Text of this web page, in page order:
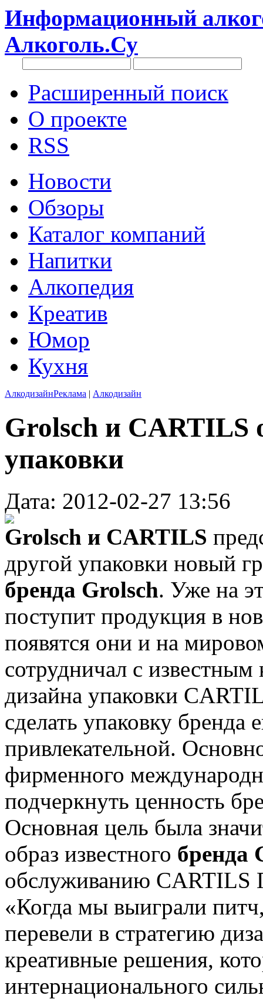
Информационный
Алкоголь.Су
Расширенный поиск
О проекте
RSS
Новости
Обзоры
Каталог компаний
Напитки
Алкопедия
Креатив
Юмор
Кухня
АлкодизайнРеклама | Алкодизайн
Grolsch и CARTILS
упаковки
Дата: 2012-02-27 13:56
Grolsch и CARTILS
другой упаковки новый
бренда Grolsch. Уже на
поступит продукция в
появятся они и на
сотрудничал с
дизайна упаковки
сделать упаковку
привлекательной.
фирменного
подчеркнуть ценность
Основная цель была
образ известного бренда
обслуживанию CARTILS
«Когда мы выиграли
перевели в стратегию
креативные решения,
интернационального